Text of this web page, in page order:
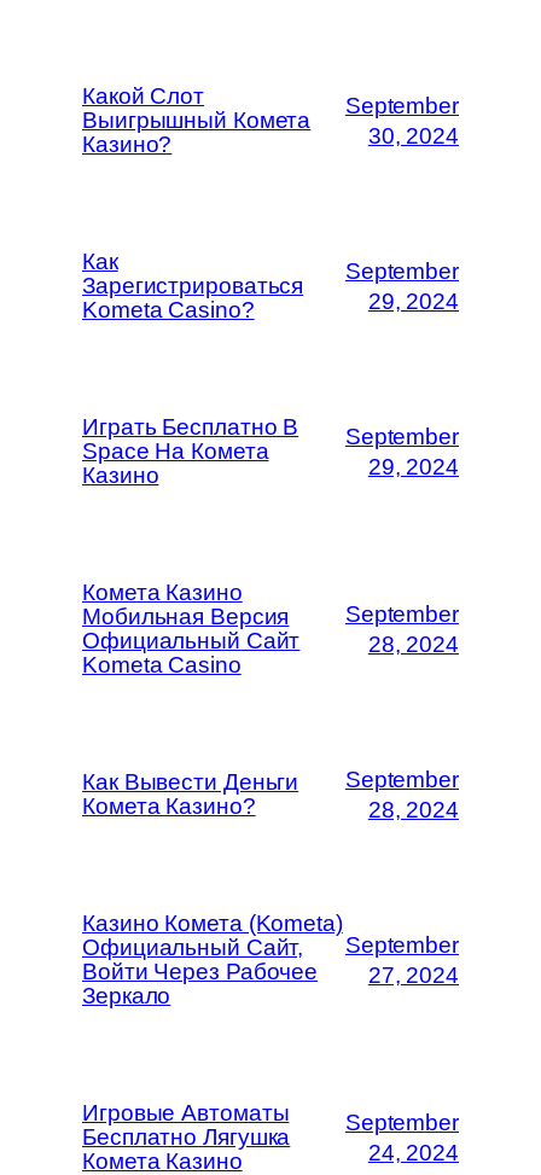
Какой Слот
Выигрышный Комета
Казино?
September
30, 2024
Как
Зарегистрироваться
Kometa Casino?
September
29, 2024
Играть Бесплатно В
Space На Комета
Казино
September
29, 2024
Комета Казино
Мобильная Версия
Официальный Сайт
Kometa Casino
September
28, 2024
Как Вывести Деньги
Комета Казино?
September
28, 2024
Казино Комета (Kometa)
Официальный Сайт,
Войти Через Рабочее
Зеркало
September
27, 2024
Игровые Автоматы
Бесплатно Лягушка
Комета Казино
September
24, 2024